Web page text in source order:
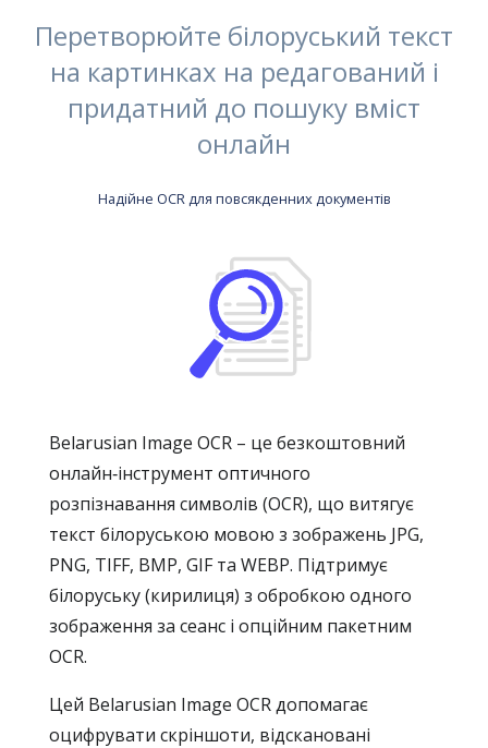
Перетворюйте білоруський текст
на картинках на редагований і
придатний до пошуку вміст
онлайн
Надійне OCR для повсякденних документів
Belarusian Image OCR – це безкоштовний
онлайн‑інструмент оптичного
розпізнавання символів (OCR), що витягує
текст білоруською мовою з зображень JPG,
PNG, TIFF, BMP, GIF та WEBP. Підтримує
білоруську (кирилиця) з обробкою одного
зображення за сеанс і опційним пакетним
OCR.
Цей Belarusian Image OCR допомагає
оцифрувати скріншоти, відскановані